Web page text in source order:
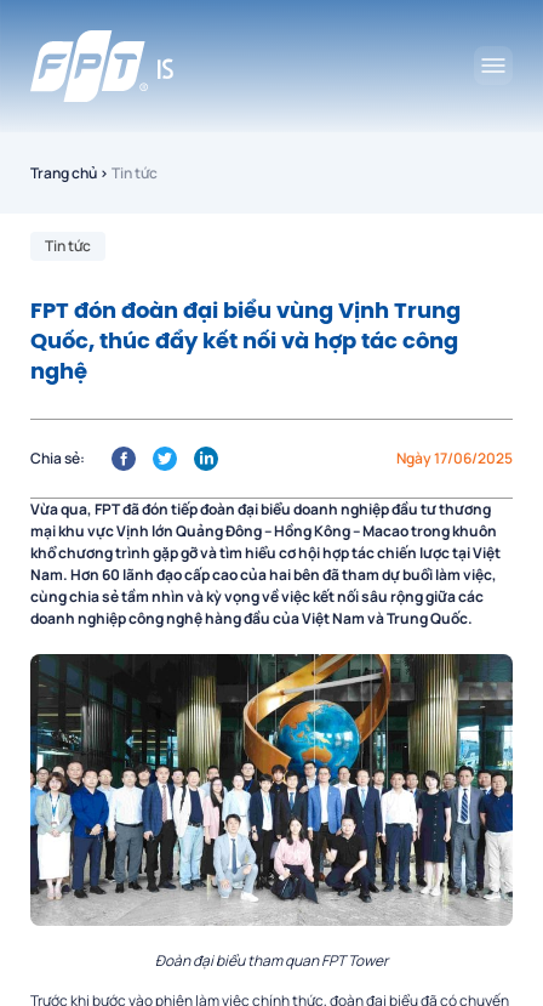
Trang chủ › Tin tức
Tin tức
FPT đón đoàn đại biểu vùng Vịnh Trung
Quốc, thúc đẩy kết nối và hợp tác công
nghệ
Ngày 17/06/2025
Chia sẻ:
Vừa qua, FPT đã đón tiếp đoàn đại biểu doanh nghiệp đầu tư thương
mại khu vực Vịnh lớn Quảng Đông – Hồng Kông – Macao trong khuôn
khổ chương trình gặp gỡ và tìm hiểu cơ hội hợp tác chiến lược tại Việt
Nam. Hơn 60 lãnh đạo cấp cao của hai bên đã tham dự buổi làm việc,
cùng chia sẻ tầm nhìn và kỳ vọng về việc kết nối sâu rộng giữa các
doanh nghiệp công nghệ hàng đầu của Việt Nam và Trung Quốc.
Đoàn đại biểu tham quan FPT Tower
Trước khi bước vào phiên làm việc chính thức, đoàn đại biểu đã có chuyến